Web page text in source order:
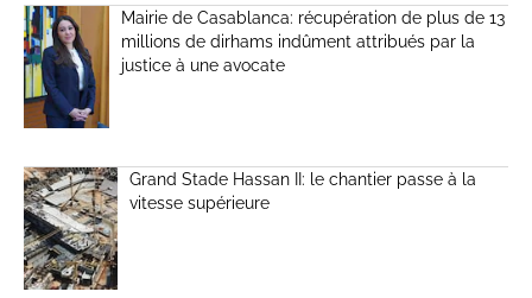
Mairie de Casablanca: récupération de plus de 13
millions de dirhams indûment attribués par la
justice à une avocate
Grand Stade Hassan II: le chantier passe à la
vitesse supérieure